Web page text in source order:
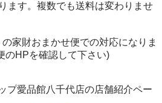
ます。複数でも送料は変わりませ
家財おまかせ便での対応になりま
のHPを確認して下さい)
プ愛品館八千代店の店舗紹介ペー